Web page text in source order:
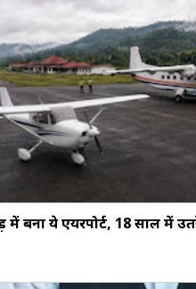
में बना ये एयरपोर्ट, 18 साल में